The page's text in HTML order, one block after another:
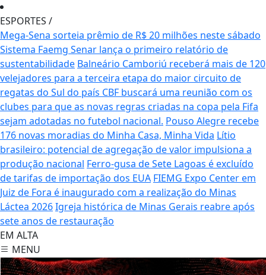
ESPORTES /
Mega-Sena sorteia prêmio de R$ 20 milhões neste sábado
Sistema Faemg Senar lança o primeiro relatório de
sustentabilidade Balneário Camboriú receberá mais de 120
velejadores para a terceira etapa do maior circuito de
regatas do Sul do país CBF buscará uma reunião com os
clubes para que as novas regras criadas na copa pela Fifa
sejam adotadas no futebol nacional. Pouso Alegre recebe
176 novas moradias do Minha Casa, Minha Vida Lítio
brasileiro: potencial de agregação de valor impulsiona a
produção nacional Ferro-gusa de Sete Lagoas é excluído
de tarifas de importação dos EUA FIEMG Expo Center em
Juiz de Fora é inaugurado com a realização do Minas
Láctea 2026Igreja histórica de Minas Gerais reabre após
sete anos de restauração
EM ALTA
MENU